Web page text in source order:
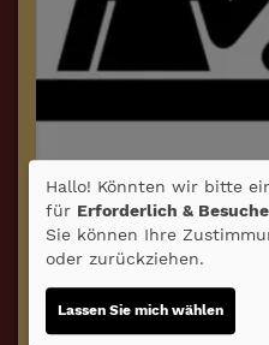
Hallo! Könnten wir bitte
für Erforderlich &
Sie können Ihre
oder zurückziehen.
Lassen Sie mich wählen